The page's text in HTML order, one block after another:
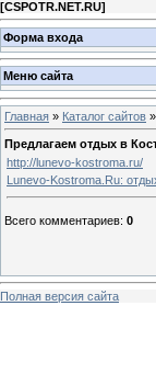
[CSPOTR.NET.RU]
Форма входа
Меню сайта
Главная » Каталог сайтов »
Предлагаем отдых в
http://lunevo-kostroma.ru/
Lunevo-Kostroma.Ru:
Всего комментариев: 0
Полная версия сайта